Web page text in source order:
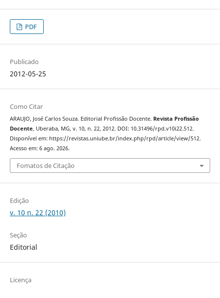
PDF
Publicado
2012-05-25
Como Citar
ARAUJO, José Carlos Souza. Editorial Profissão Docente. Revista Profissão
Docente, Uberaba, MG, v. 10, n. 22, 2012. DOI: 10.31496/rpd.v10i22.512.
Disponível em: https://revistas.uniube.br/index.php/rpd/article/view/512.
Acesso em: 6 ago. 2026.
Fomatos de Citação
Edição
v. 10 n. 22 (2010)
Seção
Editorial
Licença